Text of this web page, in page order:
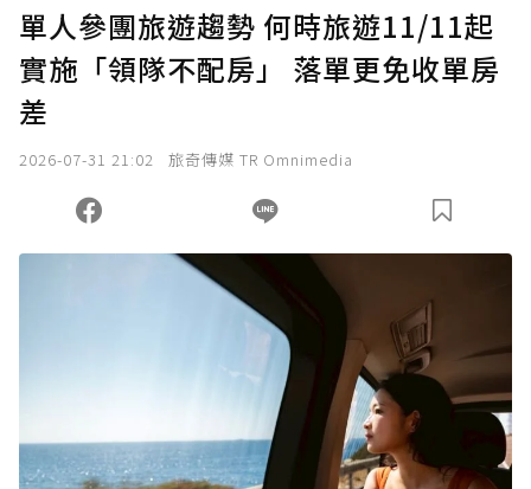
確認送出
您當前剩餘 U 利點數：0點；前往 購買點數
單人參團旅遊趨勢 何時旅遊11/11起
實施「領隊不配房」 落單更免收單房
差
2026-07-31 21:02 旅奇傳媒 TR Omnimedia